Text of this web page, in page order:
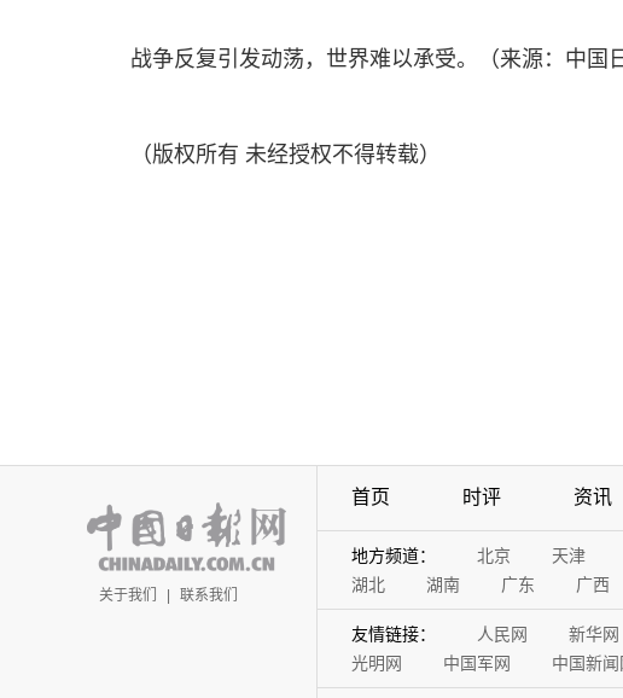
战争反复引发动荡，世界难以承受。（来源：中
（版权所有 未经授权不得转载）
关于我们 | 联系我们
首页 时评 资讯
地方频道： 北京 天津
湖北
湖南 广东 广西
友情链接： 人民网 新华网
光明网
中国军网 中国新闻